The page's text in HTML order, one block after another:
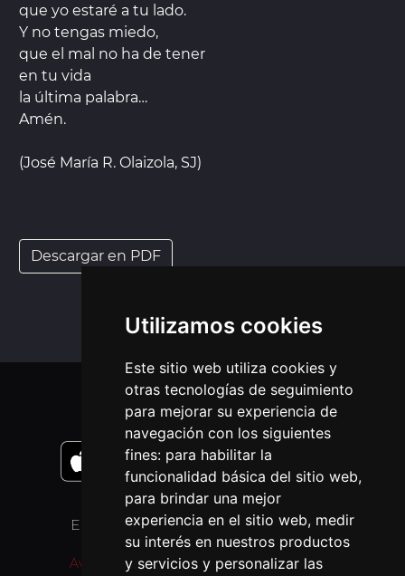
Utilizamos cookies
Este sitio web utiliza cookies y
otras tecnologías de seguimiento
para mejorar su experiencia de
navegación con los siguientes
fines: para habilitar la
funcionalidad básica del sitio web,
para brindar una mejor
experiencia en el sitio web, medir
su interés en nuestros productos
y servicios y personalizar las
que yo estaré a tu lado.
Y no tengas miedo,
que el mal no ha de tener
en tu vida
la última palabra…
Amén.
(José María R. Olaizola, SJ)
Descargar en PDF
APLICACIONES MÓVIL
ENLACES
Aviso Legal
OTROS IDIOMAS
Pray as you go (inglés)